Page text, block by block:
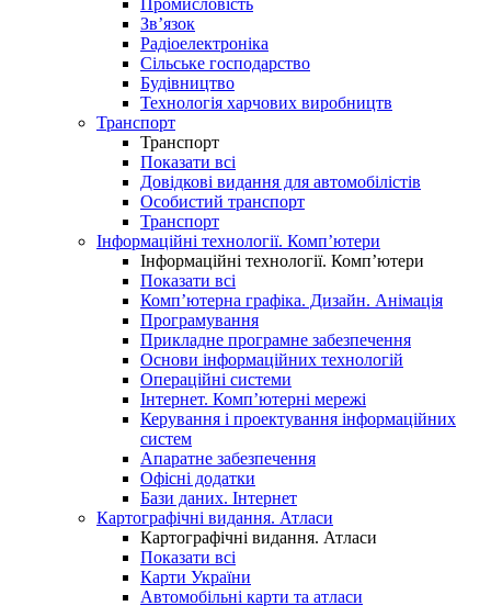
Промисловість
Зв’язок
Радіоелектроніка
Сільське господарство
Будівництво
Технологія харчових виробництв
Транспорт
Транспорт
Показати всі
Довідкові видання для автомобілістів
Особистий транспорт
Транспорт
Інформаційні технології. Комп’ютери
Інформаційні технології. Комп’ютери
Показати всі
Комп’ютерна графіка. Дизайн. Анімація
Програмування
Прикладне програмне забезпечення
Основи інформаційних технологій
Операційні системи
Інтернет. Комп’ютерні мережі
Керування і проектування інформаційних
систем
Апаратне забезпечення
Офісні додатки
Бази даних. Інтернет
Картографічні видання. Атласи
Картографічні видання. Атласи
Показати всі
Карти України
Автомобільні карти та атласи